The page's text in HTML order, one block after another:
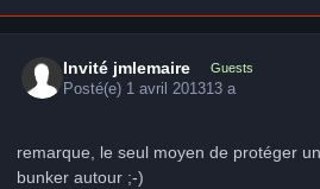
Invité jmlemaire Guests
Posté(e) 1 avril 201313 a
remarque, le seul moyen de protéger
bunker autour ;-)